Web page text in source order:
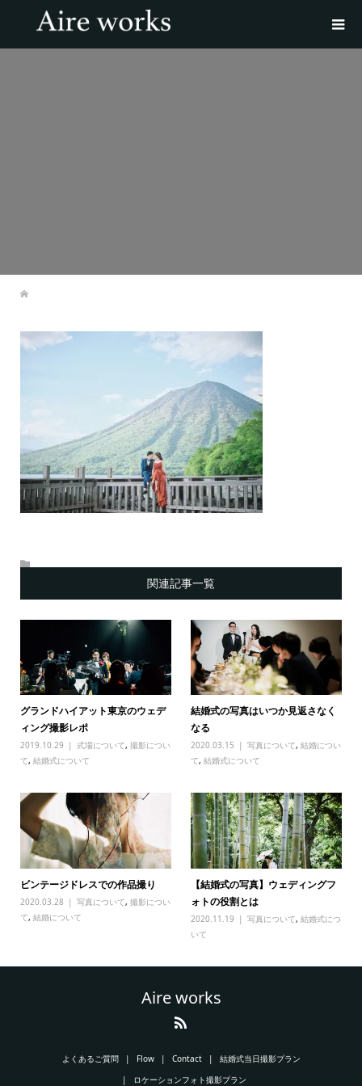
関連記事一覧
グランドハイアット東京のウェデ
ィング撮影レポ
2019.10.29 式場について, 撮影につい
て, 結婚式について
結婚式の写真はいつか見返さなく
なる
2020.03.15 写真について,結婚につい
て,結婚式について
ビンテージドレスでの作品撮り
2020.03.28 写真について, 撮影につい
て, 結婚について
【結婚式の写真】ウェディングフ
ォトの役割とは
2020.11.19 写真について,結婚式につ
いて
Aire works
よくあるご質問 Flow Contact
結婚式当日撮影プラン
ロケーションフォト撮影プラン